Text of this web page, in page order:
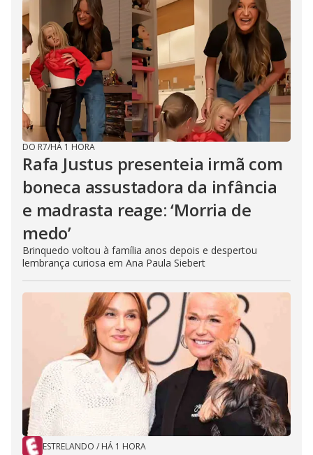
DO R7/HÁ 1 HORA
Rafa Justus presenteia irmã com
boneca assustadora da infância
e madrasta reage: ‘Morria de
medo’
Brinquedo voltou à família anos depois e despertou
lembrança curiosa em Ana Paula Siebert
ESTRELANDO / HÁ 1 HORA